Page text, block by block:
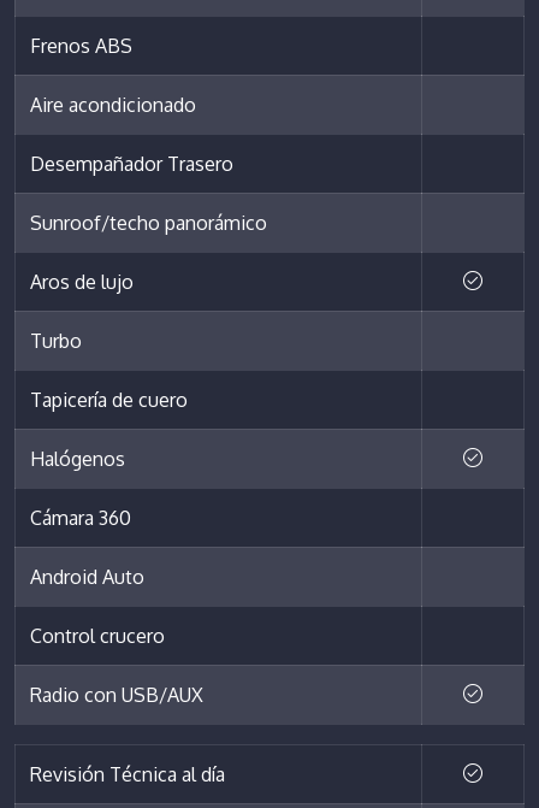
Frenos ABS
Aire acondicionado
Desempañador Trasero
Sunroof/techo panorámico
Aros de lujo
Turbo
Tapicería de cuero
Halógenos
Cámara 360
Android Auto
Control crucero
Radio con USB/AUX
Revisión Técnica al día